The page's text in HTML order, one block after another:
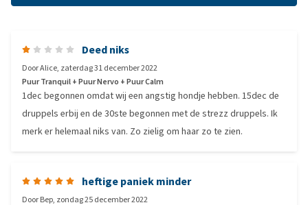
Deed niks
DoorAlice, zaterdag 31 december 2022
Puur Tranquil + Puur Nervo + Puur Calm
1dec begonnen omdat wij een angstig hondje hebben. 15dec de
druppels erbij en de 30ste begonnen met de strezz druppels. Ik
merk er helemaal niks van. Zo zielig om haar zo te zien.
heftige paniek minder
DoorBep, zondag 25 december 2022